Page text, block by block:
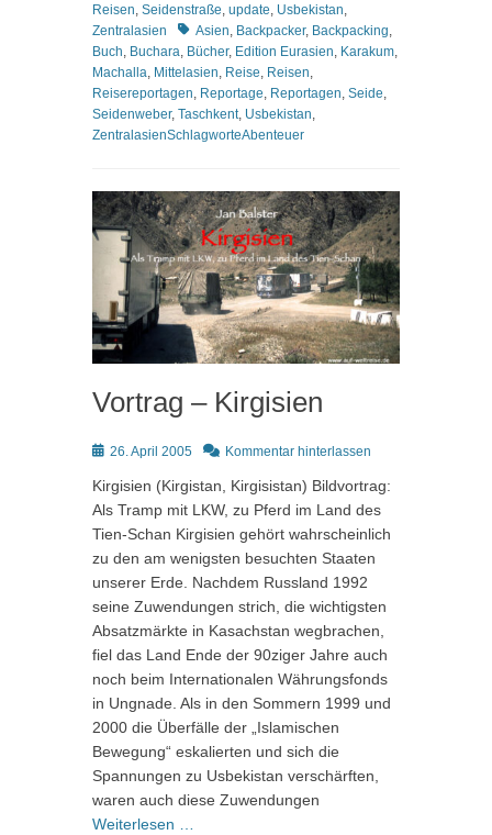
Reisen, Seidenstraße, update, Usbekistan,
Zentralasien
Schlagworte
Asien, Backpacker, Backpacking,
Buch, Buchara, Bücher, Edition Eurasien, Karakum,
Machalla, Mittelasien, Reise, Reisen,
Reisereportagen, Reportage, Reportagen, Seide,
Seidenweber, Taschkent, Usbekistan,
ZentralasienSchlagworteAbenteuer
Vortrag – Kirgisien
Posted
26. April 2005 Kommentar hinterlassen
Kirgisien (Kirgistan, Kirgisistan) Bildvortrag:
Als Tramp mit LKW, zu Pferd im Land des
Tien-Schan Kirgisien gehört wahrscheinlich
zu den am wenigsten besuchten Staaten
unserer Erde. Nachdem Russland 1992
seine Zuwendungen strich, die wichtigsten
Absatzmärkte in Kasachstan wegbrachen,
fiel das Land Ende der 90ziger Jahre auch
noch beim Internationalen Währungsfonds
in Ungnade. Als in den Sommern 1999 und
2000 die Überfälle der „Islamischen
Bewegung“ eskalierten und sich die
Spannungen zu Usbekistan verschärften,
waren auch diese Zuwendungen
Weiterlesen …